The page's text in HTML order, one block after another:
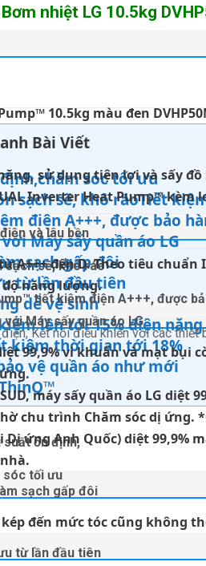
nhiệt LG 10.5kg
10.5kg màu đen
Bài Viết
sóc tối ưu
sạch sẽ, khô ráoTiết
điện A+++, được bảo
Máy sấy quần áo LG
sạch gấp đôi
từ lần đầu tiên
dễ vệ sinh
lên tới 15% điện năng
kiệm thời gian tới 18%
vệ quần áo như mới
suất ổn định,
sóc tối ưu
sử dụng tiện lợi và sấy đồ
Inverter Heat Pump™ kèm
và lâu bền
sạch sẽ, khô ráo
tiết kiệm điện A+++, được
A+++ đến D. Theo tiêu chuẩn
độ năng lượng.
Máy sấy quần áo LG
99,9% vi khuẩn và mạt bụi
ứng.
máy sấy quần áo LG diệt
chu trình Chăm sóc dị ứng.
ứng Anh Quốc) diệt 99,9%
nhà.
sạch gấp đôi
đến mức tóc cũng không
từ lần đầu tiên
Kết nối điều khiển với các thiết